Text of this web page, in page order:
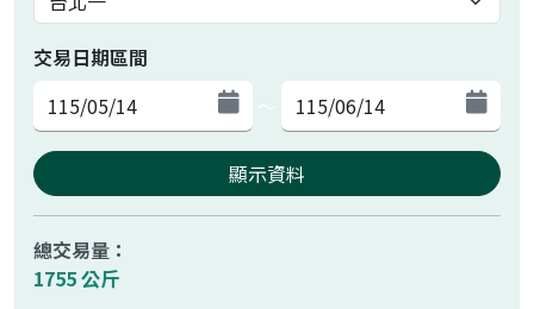
交易日期區間
～
顯示資料
總交易量：
1755 公斤